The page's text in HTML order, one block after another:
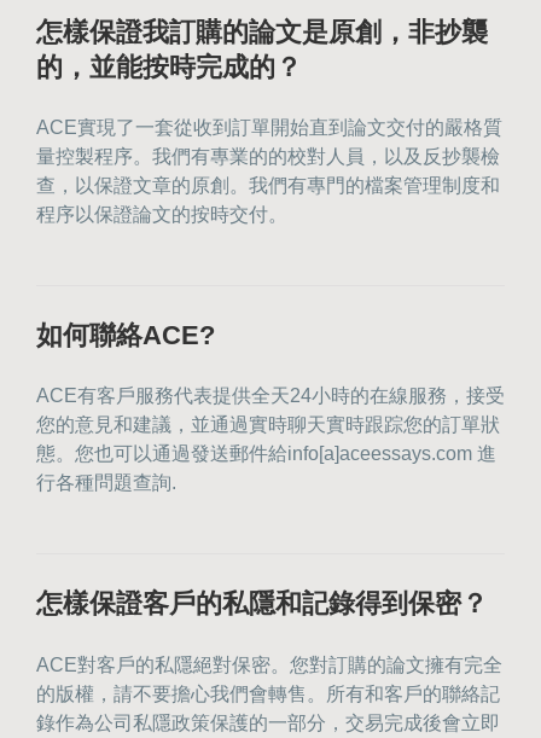
怎樣保證我訂購的論文是原創，非抄襲
的，並能按時完成的？
ACE實現了一套從收到訂單開始直到論文交付的嚴格質
量控製程序。我們有專業的的校對人員，以及反抄襲檢
查，以保證文章的原創。我們有專門的檔案管理制度和
程序以保證論文的按時交付。
如何聯絡ACE?
ACE有客戶服務代表提供全天24小時的在線服務，接受
您的意見和建議，並通過實時聊天實時跟踪您的訂單狀
態。您也可以通過發送郵件給info[a]aceessays.com 進
行各種問題查詢.
怎樣保證客戶的私隱和記錄得到保密？
ACE對客戶的私隱絕對保密。您對訂購的論文擁有完全
的版權，請不要擔心我們會轉售。所有和客戶的聯絡記
錄作為公司私隱政策保護的一部分，交易完成後會立即